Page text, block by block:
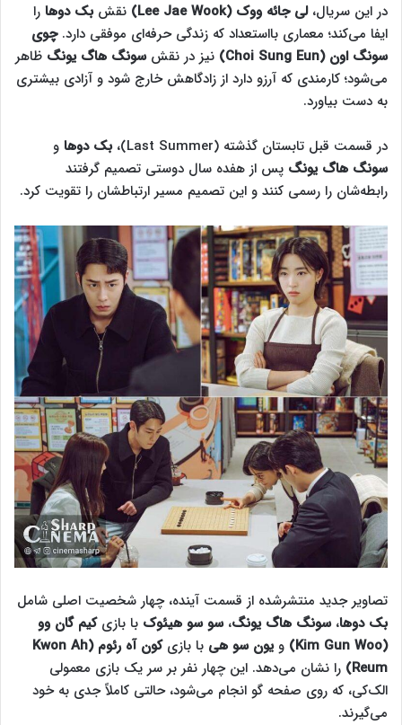
در این سریال،لی جائه ووک (Lee Jae Wook) نقشبک دوها را
ایفا می‌کند؛ معماری بااستعداد که زندگی حرفه‌ای موفقی دارد.چوی
سونگ اون (Choi Sung Eun)
نیز در نقشسونگ هاگ یونگ ظاهر
می‌شود؛ کارمندی که آرزو دارد از زادگاهش خارج شود و آزادی بیشتری
به دست بیاورد.
در قسمت قبل تابستان گذشته (Last Summer)، بک دوها و
سونگ هاگ یونگ پس از هفده سال دوستی تصمیم گرفتند
رابطه‌شان را رسمی کنند و این تصمیم مسیر ارتباطشان را تقویت کرد.
تصاویر جدید منتشرشده از قسمت آینده، چهار شخصیت اصلی شامل
بک دوها،سونگ هاگ یونگ،سو سو هیئوک با بازیکیم گان وو
(Kim Gun Woo)
ویون سو هی با بازی
کون آه رئوم (Kwon Ah
Reum) را نشان می‌دهد. این چهار نفر بر سر یک بازی معمولی
الک‌کی، که روی صفحه گو انجام می‌شود، حالتی کاملاً جدی به خود
می‌گیرند.